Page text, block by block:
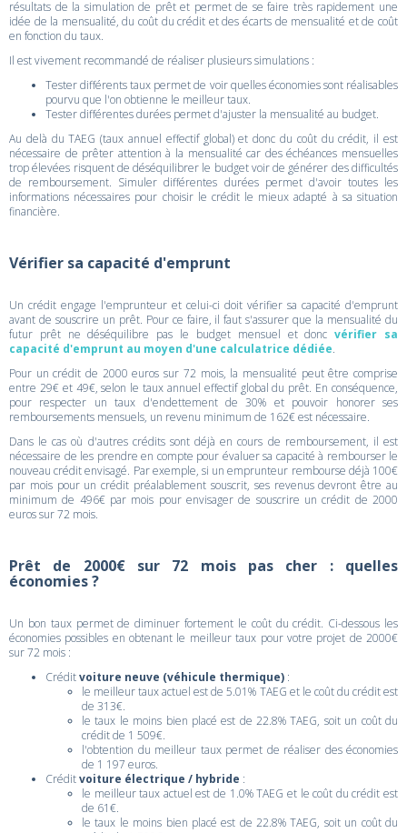
résultats de la simulation de prêt et permet de se faire très rapidement une
idée de la mensualité, du coût du crédit et des écarts de mensualité et de coût
en fonction du taux.
Il est vivement recommandé de réaliser plusieurs simulations :
Tester différents taux permet de voir quelles économies sont réalisables
pourvu que l'on obtienne le meilleur taux.
Tester différentes durées permet d'ajuster la mensualité au budget.
Au delà du TAEG (taux annuel effectif global) et donc du coût du crédit, il est
nécessaire de prêter attention à la mensualité car des échéances mensuelles
trop élevées risquent de déséquilibrer le budget voir de générer des difficultés
de remboursement. Simuler différentes durées permet d'avoir toutes les
informations nécessaires pour choisir le crédit le mieux adapté à sa situation
financière.
Vérifier sa capacité d'emprunt
Un crédit engage l'emprunteur et celui-ci doit vérifier sa capacité d'emprunt
avant de souscrire un prêt. Pour ce faire, il faut s'assurer que la mensualité du
futur prêt ne déséquilibre pas le budget mensuel et doncvérifier sa
capacité d'emprunt au moyen d'une calculatrice dédiée.
Pour un crédit de 2000 euros sur 72 mois, la mensualité peut être comprise
entre 29€ et 49€, selon le taux annuel effectif global du prêt. En conséquence,
pour respecter un taux d'endettement de 30% et pouvoir honorer ses
remboursements mensuels, un revenu minimum de 162€ est nécessaire.
Dans le cas où d'autres crédits sont déjà en cours de remboursement, il est
nécessaire de les prendre en compte pour évaluer sa capacité à rembourser le
nouveau crédit envisagé. Par exemple, si un emprunteur rembourse déjà 100€
par mois pour un crédit préalablement souscrit, ses revenus devront être au
minimum de 496€ par mois pour envisager de souscrire un crédit de 2000
euros sur 72 mois.
Prêt de 2000€ sur 72 mois pas cher : quelles
économies ?
Un bon taux permet de diminuer fortement le coût du crédit. Ci-dessous les
économies possibles en obtenant le meilleur taux pour votre projet de 2000€
sur 72 mois :
Créditvoiture neuve (véhicule thermique) :
le meilleur taux actuel est de 5.01% TAEG et le coût du crédit est
de 313€.
le taux le moins bien placé est de 22.8% TAEG, soit un coût du
crédit de 1 509€.
l'obtention du meilleur taux permet de réaliser des économies
de 1 197 euros.
Créditvoiture électrique / hybride :
le meilleur taux actuel est de 1.0% TAEG et le coût du crédit est
de 61€.
le taux le moins bien placé est de 22.8% TAEG, soit un coût du